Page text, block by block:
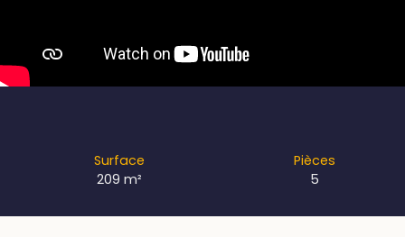
Surface
209m²
Pièces
5